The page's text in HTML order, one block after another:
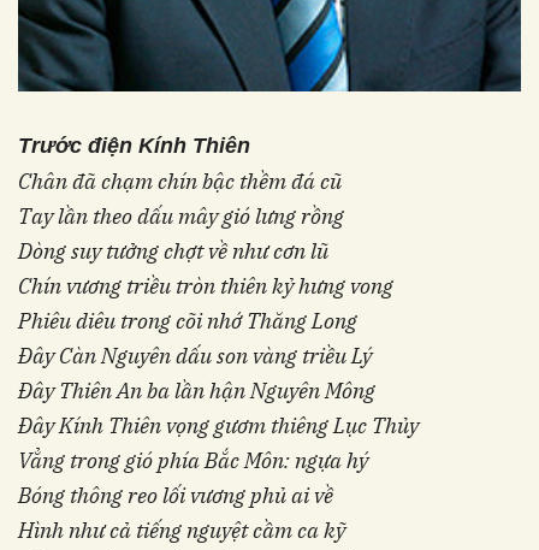
Trước điện Kính Thiên
Chân đã chạm chín bậc thềm đá cũ
Tay lần theo dấu mây gió lưng rồng
Dòng suy tưởng chợt về như cơn lũ
Chín vương triều tròn thiên kỷ hưng vong
Phiêu diêu trong cõi nhớ Thăng Long
Đây Càn Nguyên dấu son vàng triều Lý
Đây Thiên An ba lần hận Nguyên Mông
Đây Kính Thiên vọng gươm thiêng Lục Thủy
Vẳng trong gió phía Bắc Môn: ngựa hý
Bóng thông reo lối vương phủ ai về
Hình như cả tiếng nguyệt cầm ca kỹ